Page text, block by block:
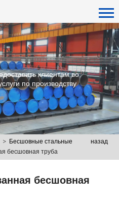
клиентам во
по производству
назад
>
Бесшовные стальные
бесшовная труба
бесшовная